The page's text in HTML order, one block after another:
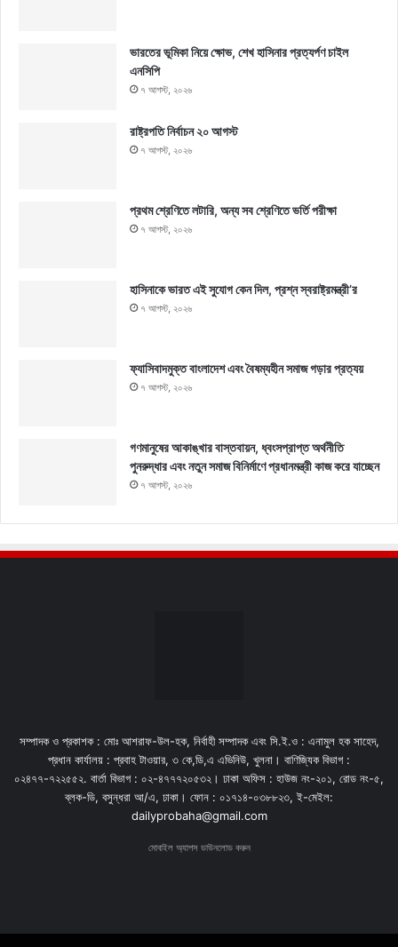
ভারতের ভূমিকা নিয়ে ক্ষোভ, শেখ হাসিনার প্রত্যর্পণ চাইল
এনসিপি
৭ আগস্ট, ২০২৬
রাষ্ট্রপতি নির্বাচন ২০ আগস্ট
৭ আগস্ট, ২০২৬
প্রথম শ্রেণিতে লটারি, অন্য সব শ্রেণিতে ভর্তি পরীক্ষা
৭ আগস্ট, ২০২৬
হাসিনাকে ভারত এই সুযোগ কেন দিল, প্রশ্ন স্বরাষ্ট্রমন্ত্রী’র
৭ আগস্ট, ২০২৬
ফ্যাসিবাদমুক্ত বাংলাদেশ এবং বৈষম্যহীন সমাজ গড়ার প্রত্যয়
৭ আগস্ট, ২০২৬
গণমানুষের আকাঙ্খার বাস্তবায়ন, ধ্বংসপ্রাপ্ত অর্থনীতি
পুনরুদ্ধার এবং নতুন সমাজ বিনির্মাণে প্রধানমন্ত্রী কাজ করে যাচ্ছেন
৭ আগস্ট, ২০২৬
সম্পাদক ও প্রকাশক : মোঃ আশরাফ-উল-হক, নির্বাহী সম্পাদক এবং সি.ই.ও : এনামুল হক সাহেদ,
প্রধান কার্যালয় : প্রবাহ টাওয়ার, ৩ কে,ডি,এ এভিনিউ, খুলনা। বাণিজ্যিক বিভাগ :
০২৪৭৭-৭২২৫৫২. বার্তা বিভাগ : ০২-৪৭৭৭২০৫৩২। ঢাকা অফিস : হাউজ নং-২০১, রোড নং-৫,
ব্লক-ডি, বসুন্ধরা আ/এ, ঢাকা। ফোন : ০১৭১৪-০৩৮৮২৩, ই-মেইল:
dailyprobaha@gmail.com
মোবাইল অ্যাপস ডাউনলোড করুন